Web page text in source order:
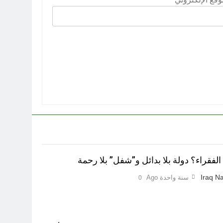
دولة بلا بدائل و”شفل” بلا رحمة
Iraq سنة واحدة Ago 0